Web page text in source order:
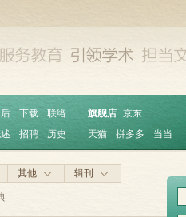
下载
联络
招聘 历史
旗舰店 京东
天猫
拼多多 当当
其他 辑刊